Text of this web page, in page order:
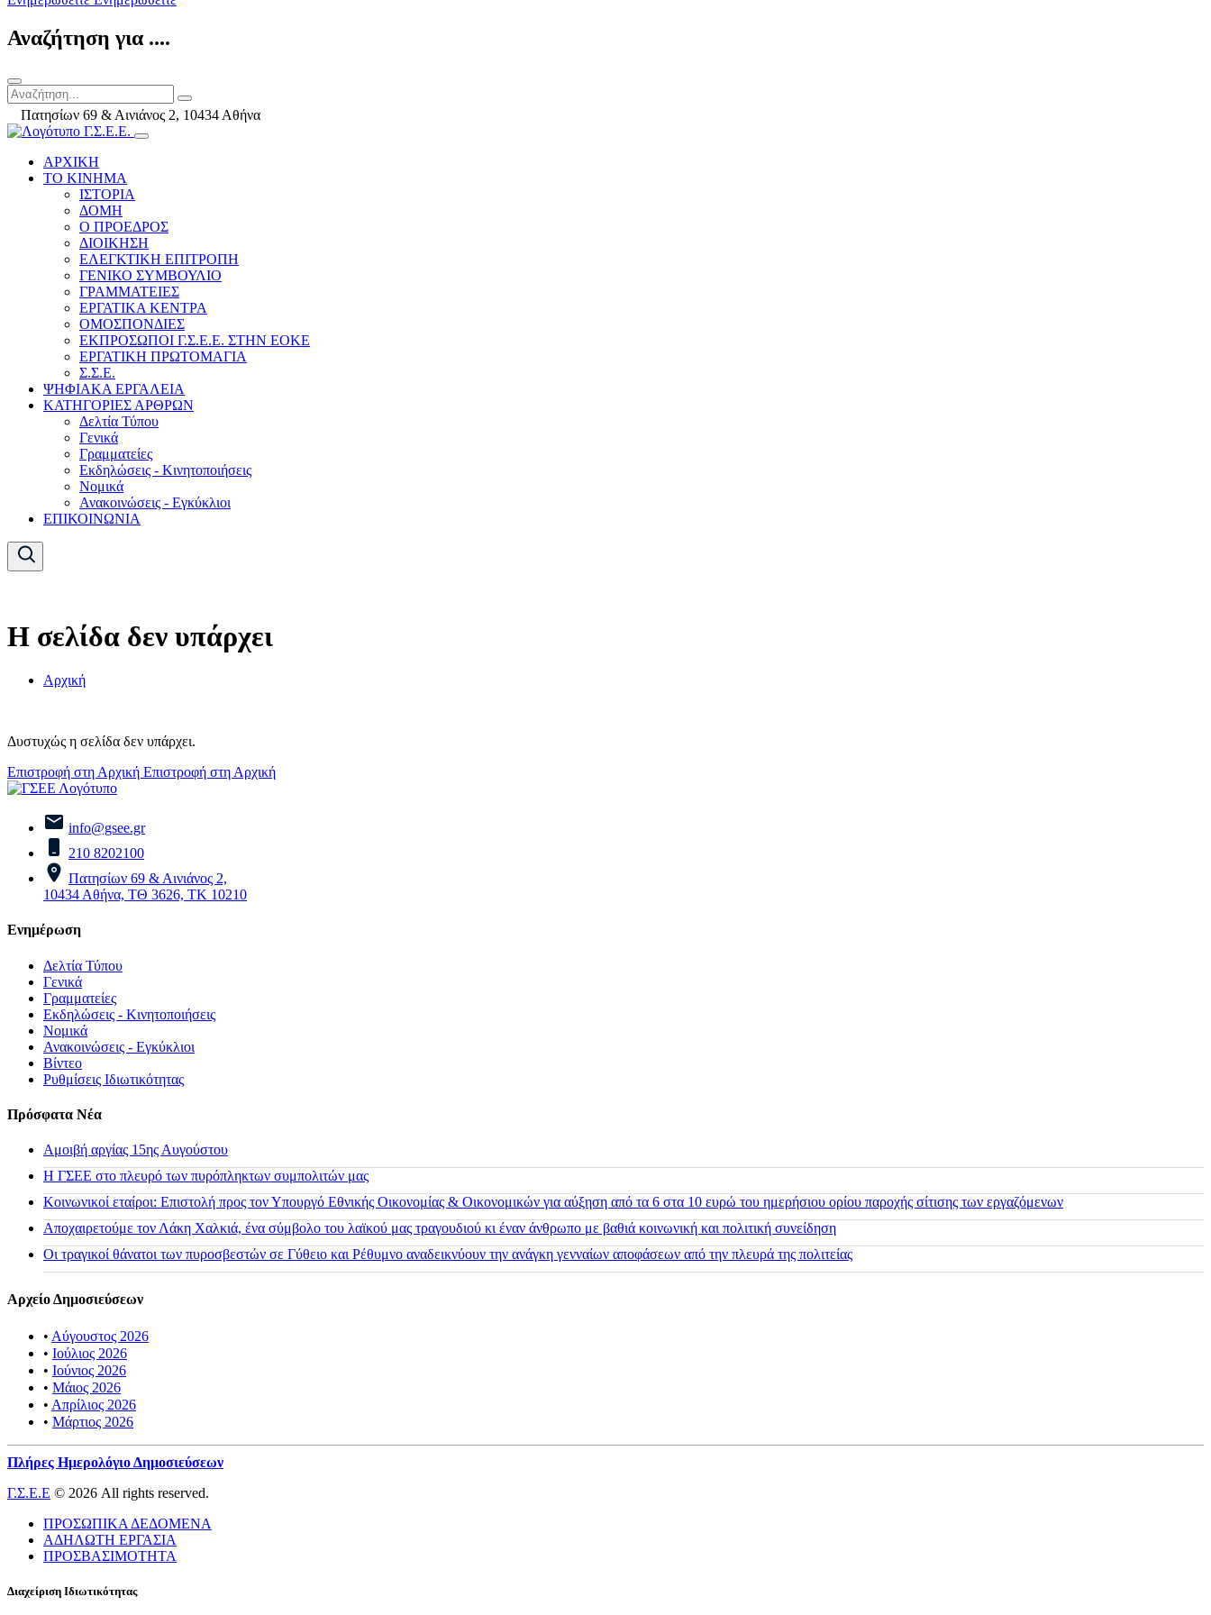
Αναζήτηση για ....
Πατησίων 69 & Αινιάνος 2, 10434 Αθήνα
ΑΡΧΙΚΗ
ΤΟ ΚΙΝΗΜΑ
ΙΣΤΟΡΙΑ
ΔΟΜΗ
Ο ΠΡΟΕΔΡΟΣ
ΔΙΟΙΚΗΣΗ
ΕΛΕΓΚΤΙΚΗ ΕΠΙΤΡΟΠΗ
ΓΕΝΙΚΟ ΣΥΜΒΟΥΛΙΟ
ΓΡΑΜΜΑΤΕΙΕΣ
ΕΡΓΑΤΙΚΑ ΚΕΝΤΡΑ
ΟΜΟΣΠΟΝΔΙΕΣ
ΕΚΠΡΟΣΩΠΟΙ Γ.Σ.Ε.Ε. ΣΤΗΝ ΕΟΚΕ
ΕΡΓΑΤΙΚΗ ΠΡΩΤΟΜΑΓΙΑ
Σ.Σ.Ε.
ΨΗΦΙΑΚΑ ΕΡΓΑΛΕΙΑ
ΚΑΤΗΓΟΡΙΕΣ ΑΡΘΡΩΝ
Δελτία Τύπου
Γενικά
Γραμματείες
Εκδηλώσεις - Κινητοποιήσεις
Νομικά
Ανακοινώσεις - Εγκύκλιοι
ΕΠΙΚΟΙΝΩΝΙΑ
Η σελίδα δεν υπάρχει
Αρχική
Δυστυχώς η σελίδα δεν υπάρχει.
Επιστροφή στη Αρχική Επιστροφή στη Αρχική
info@gsee.gr
210 8202100
Πατησίων 69 & Αινιάνος 2,
10434 Αθήνα, ΤΘ 3626, ΤΚ 10210
Ενημέρωση
Δελτία Τύπου
Γενικά
Γραμματείες
Εκδηλώσεις - Κινητοποιήσεις
Νομικά
Ανακοινώσεις - Εγκύκλιοι
Βίντεο
Ρυθμίσεις Ιδιωτικότητας
Πρόσφατα Νέα
Αμοιβή αργίας 15ης Αυγούστου
H ΓΣΕΕ στο πλευρό των πυρόπληκτων συμπολιτών μας
Κοινωνικοί εταίροι: Επιστολή προς τον Υπουργό Εθνικής Οικονομίας & Οικονομικών για αύξηση από τα 6 στα 10 ευρώ του ημερήσιου ορίου παροχής σίτισης των εργαζόμενων
Αποχαιρετούμε τον Λάκη Χαλκιά, ένα σύμβολο του λαϊκού μας τραγουδιού κι έναν άνθρωπο με βαθιά κοινωνική και πολιτική συνείδηση
Οι τραγικοί θάνατοι των πυροσβεστών σε Γύθειο και Ρέθυμνο αναδεικνύουν την ανάγκη γενναίων αποφάσεων από την πλευρά της πολιτείας
Αρχείο Δημοσιεύσεων
• Αύγουστος 2026
• Ιούλιος 2026
• Ιούνιος 2026
• Μάιος 2026
• Απρίλιος 2026
• Μάρτιος 2026
Πλήρες Ημερολόγιο Δημοσιεύσεων
Γ.Σ.Ε.Ε © 2026 All rights reserved.
ΠΡΟΣΩΠΙΚΑ ΔΕΔΟΜΕΝΑ
ΑΔΗΛΩΤΗ ΕΡΓΑΣΙΑ
ΠΡΟΣΒΑΣΙΜΟΤΗΤΑ
Διαχείριση Ιδιωτικότητας